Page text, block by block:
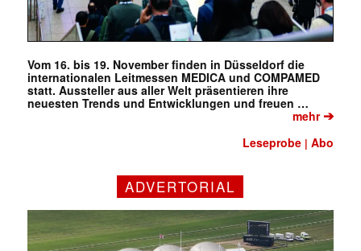
Vom 16. bis 19. November finden in Düsseldorf die
internationalen Leitmessen MEDICA und COMPAMED
statt. Aussteller aus aller Welt präsentieren ihre
neuesten Trends und Entwicklungen und freuen …
mehr➔
Leseprobe |Abo
ADVERTORIAL